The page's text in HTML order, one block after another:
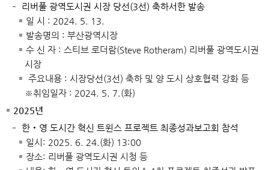
리버풀 광역도시권 시장 당선(3선) 축하서한 발송
일 시 : 2024. 5. 13.
발송명의 : 부산광역시장
수 신 자 : 스티브 로더람(Steve Rotheram) 리버풀 광역도시권
시장
주요내용 : 시장당선(3선) 축하 및 양 도시 상호협력 강화 등
※취임일자 : 2024. 5. 7.(화)
2025년
한‧영 도시간 혁신 트윈스 프로젝트 최종성과보고회 참석
일시: 2025. 6. 24.(화) 13:00
장소: 리버풀 광역도시권 시청 등